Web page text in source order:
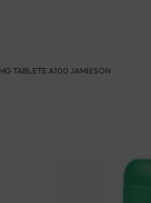
TABLETE A100 JAMIESON